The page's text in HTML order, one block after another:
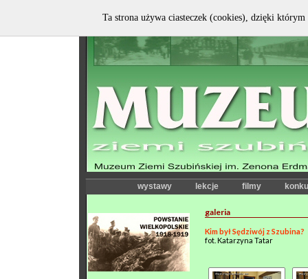
wystawy lekcje filmy
galeria
Kim był Sędziwój z Szubina?
fot. Katarzyna Tatar
Ta strona używa ciasteczek (cookies), dzięki